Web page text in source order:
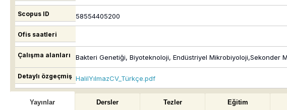
Scopus ID 58554405200
Ofis saatleri
Çalışma alanları Bakteri Genetiği, Biyoteknoloji, Endüstriyel Mikrobiyoloji,Sekonder
Detaylı özgeçmiş HalilYılmazCV_Türkçe.pdf
Yayınlar Dersler Tezler Eğitim